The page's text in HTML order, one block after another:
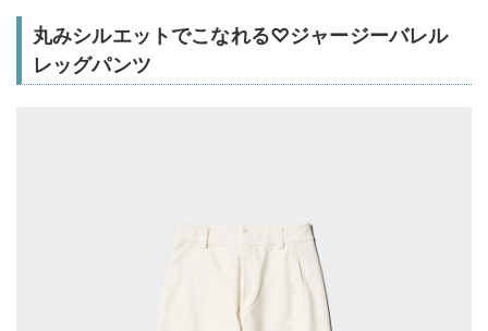
丸みシルエットでこなれる♡ジャージーバレル
レッグパンツ